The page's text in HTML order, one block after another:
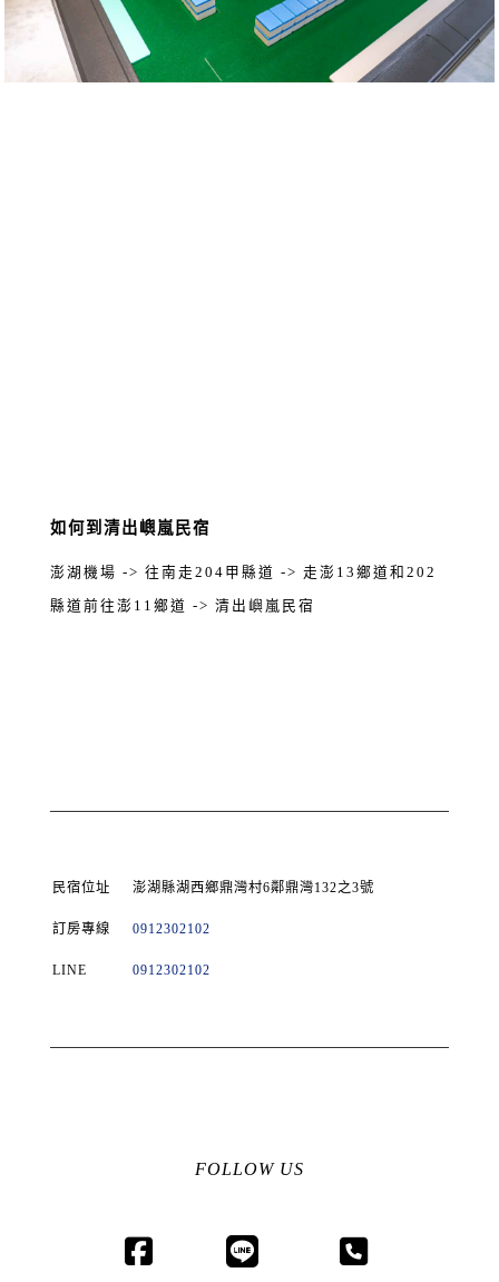
如何到清出嶼嵐民宿
澎湖機場 -> 往南走204甲縣道 -> 走澎13鄉道和202
縣道前往澎11鄉道 -> 清出嶼嵐民宿
民宿位址 澎湖縣湖西鄉鼎灣村6鄰鼎灣132之3號
訂房專線 0912302102
LINE 0912302102
FOLLOW US